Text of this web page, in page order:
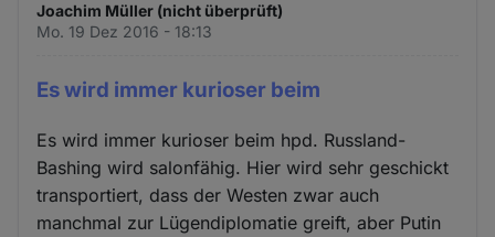
Joachim Müller (nicht überprüft)
Mo. 19 Dez 2016 - 18:13
Es wird immer kurioser beim
Es wird immer kurioser beim hpd. Russland-
Bashing wird salonfähig. Hier wird sehr geschickt
transportiert, dass der Westen zwar auch
manchmal zur Lügendiplomatie greift, aber Putin